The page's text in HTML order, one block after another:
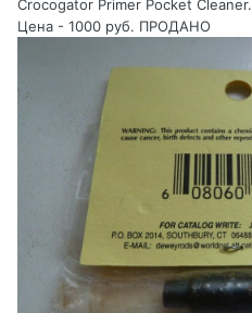
Crocogator Primer Pocket Cleaner.
Цена - 1000 руб. ПРОДАНО